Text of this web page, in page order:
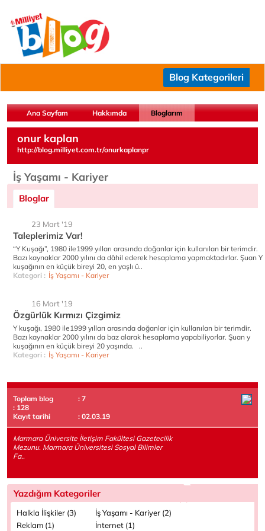
Blog Kategorileri
Ana Sayfam Hakkımda Bloglarım
onur kaplan
http://blog.milliyet.com.tr/onurkaplanpr
İş Yaşamı - Kariyer
Bloglar
23 Mart '19
Taleplerimiz Var!
“Y Kuşağı”, 1980 ile1999 yılları arasında doğanlar için kullanılan bir terimdir.
Bazı kaynaklar 2000 yılını da dâhil ederek hesaplama yapmaktadırlar. Şuan Y
kuşağının en küçük bireyi 20, en yaşlı ü..
Kategori : İş Yaşamı - Kariyer
16 Mart '19
Özgürlük Kırmızı Çizgimiz
Y kuşağı, 1980 ile1999 yılları arasında doğanlar için kullanılan bir terimdir.
Bazı kaynaklar 2000 yılını da baz alarak hesaplama yapabiliyorlar. Şuan y
kuşağının en küçük bireyi 20 yaşında. ..
Kategori : İş Yaşamı - Kariyer
Toplam blog
: 7
: 128
Kayıt tarihi
: 02.03.19
Marmara Üniversite İletişim Fakültesi Gazetecilik
Mezunu. Marmara Üniversitesi Sosyal Bilimler
Fa..
Yazdığım Kategoriler
Halkla İlişkiler (3)
İş Yaşamı - Kariyer (2)
Reklam (1)
İnternet (1)